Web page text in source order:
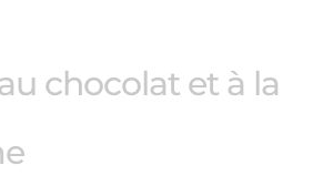
chocolat et à la